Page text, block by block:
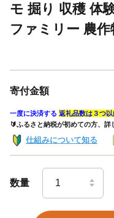
モ 掘り 収穫 体
ファミリー 農作
寄付金額
一度に決済する 返礼品数は３つ以
🔰ふるさと納税が初めての方、詳
仕組みについて知る
数量